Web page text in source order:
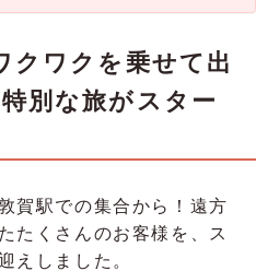
クワクを乗せて出
別な旅がスター
賀駅での集合から！遠方
たくさんのお客様を、ス
えしました。